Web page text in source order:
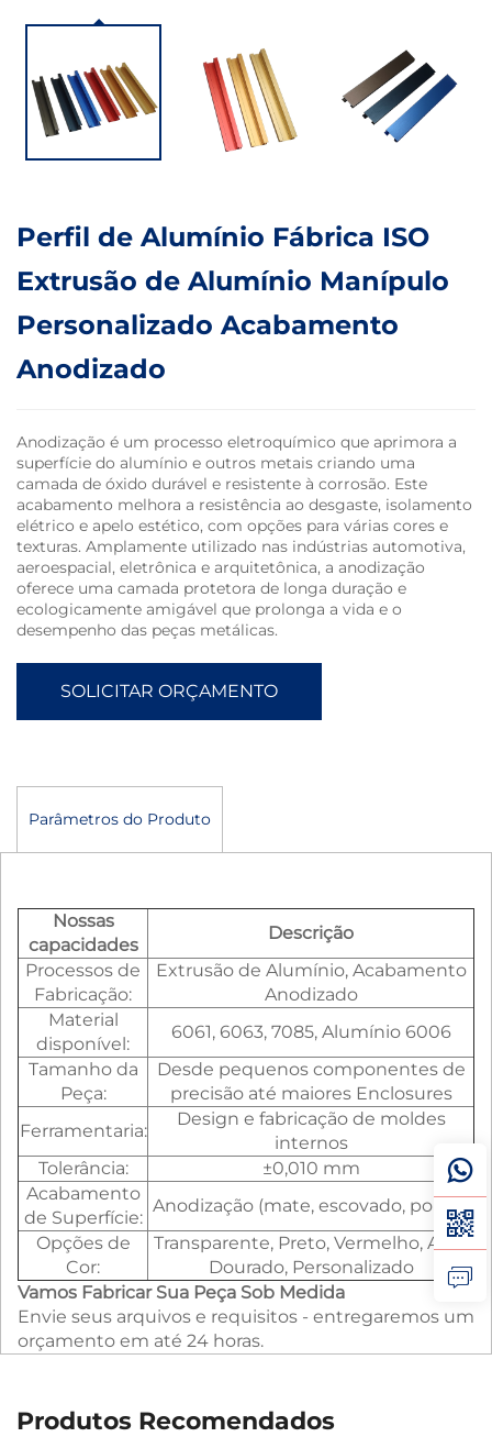
Perfil de Alumínio Fábrica ISO
Extrusão de Alumínio Manípulo
Personalizado Acabamento
Anodizado
Anodização é um processo eletroquímico que aprimora a
superfície do alumínio e outros metais criando uma
camada de óxido durável e resistente à corrosão. Este
acabamento melhora a resistência ao desgaste, isolamento
elétrico e apelo estético, com opções para várias cores e
texturas. Amplamente utilizado nas indústrias automotiva,
aeroespacial, eletrônica e arquitetônica, a anodização
oferece uma camada protetora de longa duração e
ecologicamente amigável que prolonga a vida e o
desempenho das peças metálicas.
SOLICITAR ORÇAMENTO
Parâmetros do Produto
Nossas
capacidades
Descrição
Processos de
Fabricação:
Extrusão de Alumínio, Acabamento
Anodizado
Material
disponível:
6061, 6063, 7085, Alumínio 6006
Tamanho da
Peça:
Desde pequenos componentes de
precisão até maiores Enclosures
Ferramentaria:
Design e fabricação de moldes
internos
Tolerância:
±0,010 mm
Acabamento
de Superfície:
Anodização (mate, escovado, polido)
Opções de
Cor:
Transparente, Preto, Vermelho, Azul,
Dourado, Personalizado
Vamos Fabricar Sua Peça Sob Medida
Envie seus arquivos e requisitos - entregaremos um
orçamento em até 24 horas.
Produtos Recomendados